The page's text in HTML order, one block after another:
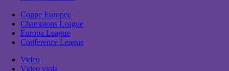
Coppe Europee
Champions League
Europa League
Conference League
Video
Video viola